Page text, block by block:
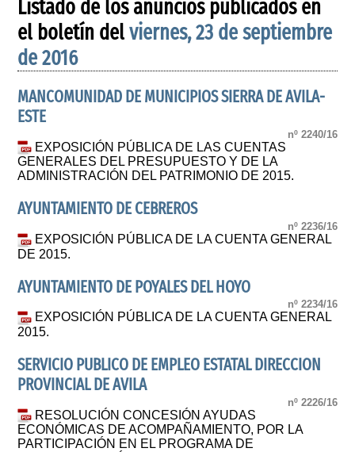
Listado de los anuncios publicados en
el boletín delviernes, 23 de septiembre
de 2016
MANCOMUNIDAD DE MUNICIPIOS SIERRA DE AVILA-
ESTE
nº 2240/16
EXPOSICIÓN PÚBLICA DE LAS CUENTAS
GENERALES DEL PRESUPUESTO Y DE LA
ADMINISTRACIÓN DEL PATRIMONIO DE 2015.
AYUNTAMIENTO DE CEBREROS
nº 2236/16
EXPOSICIÓN PÚBLICA DE LA CUENTA GENERAL
DE 2015.
AYUNTAMIENTO DE POYALES DEL HOYO
nº 2234/16
EXPOSICIÓN PÚBLICA DE LA CUENTA GENERAL
2015.
SERVICIO PUBLICO DE EMPLEO ESTATAL DIRECCION
PROVINCIAL DE AVILA
nº 2226/16
RESOLUCIÓN CONCESIÓN AYUDAS
ECONÓMICAS DE ACOMPAÑAMIENTO, POR LA
PARTICIPACIÓN EN EL PROGRAMA DE